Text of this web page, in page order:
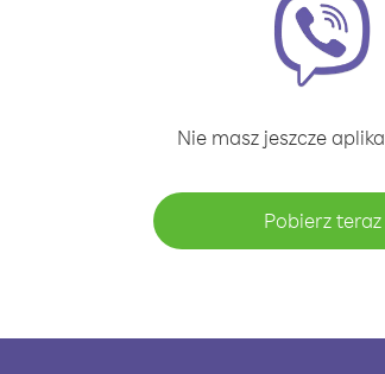
Nie masz jeszcze
Pobierz teraz